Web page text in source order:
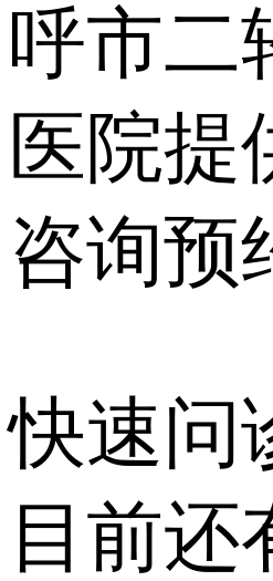
呼市二
医院提
咨询预
快速问
目前还